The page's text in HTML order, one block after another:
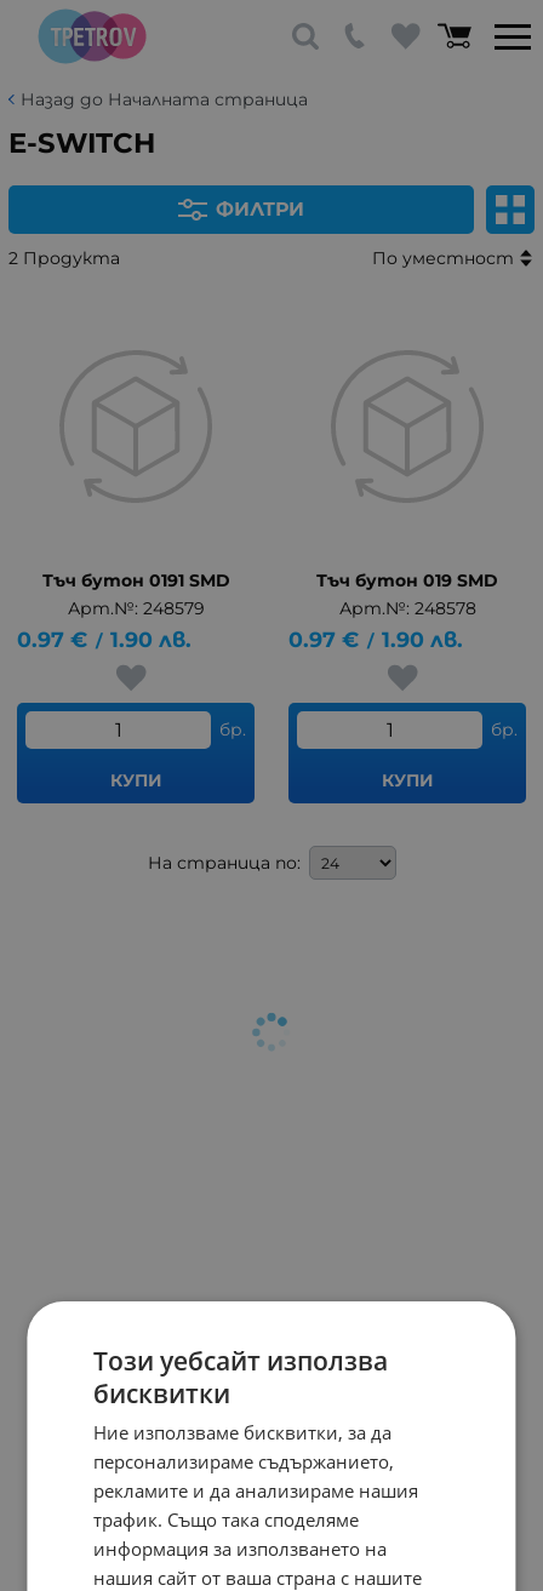
Назад до Началната страница
E-SWITCH
ФИЛТРИ
2 Продукта По уместност
Тъч бутон 0191 SMD
Арт.№: 248579
0.97 € / 1.90 лв.
бр.
КУПИ
Тъч бутон 019 SMD
Арт.№: 248578
0.97 € / 1.90 лв.
бр.
КУПИ
На страница по:
Този уебсайт използва
бисквитки
Ние използваме бисквитки, за да
персонализираме съдържанието,
рекламите и да анализираме нашия
трафик. Също така споделяме
информация за използването на
нашия сайт от ваша страна с нашите